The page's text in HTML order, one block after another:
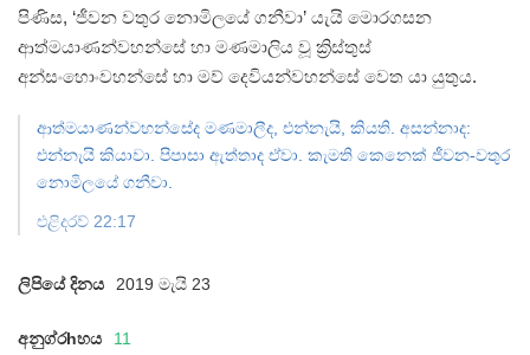
පිණිස, ‘ජීවන වතුර නොමිලයේ ගනීවා’ යැයි මොරගසන
ආත්මයාණන්වහන්සේ හා මණමාලිය වූ ක්‍රිස්තුස්
අන්සංහොංවහන්සේ හා මව් දෙවියන්වහන්සේ වෙත යා යුතුය.
ආත්මයාණන්වහන්සේද මණමාලීද, එන්නැයි, කියති. අසන්නාද:
එන්නැයි කියාවා. පිපාසා ඇත්තාද ඒවා. කැමති කෙනෙක් ජීවන-වතුර
නොමිලයේ ගනීවා.
එළිදරව් 22:17
ලිපියේ දිනය 2019 මැයි 23
අනුග්රhහය 11